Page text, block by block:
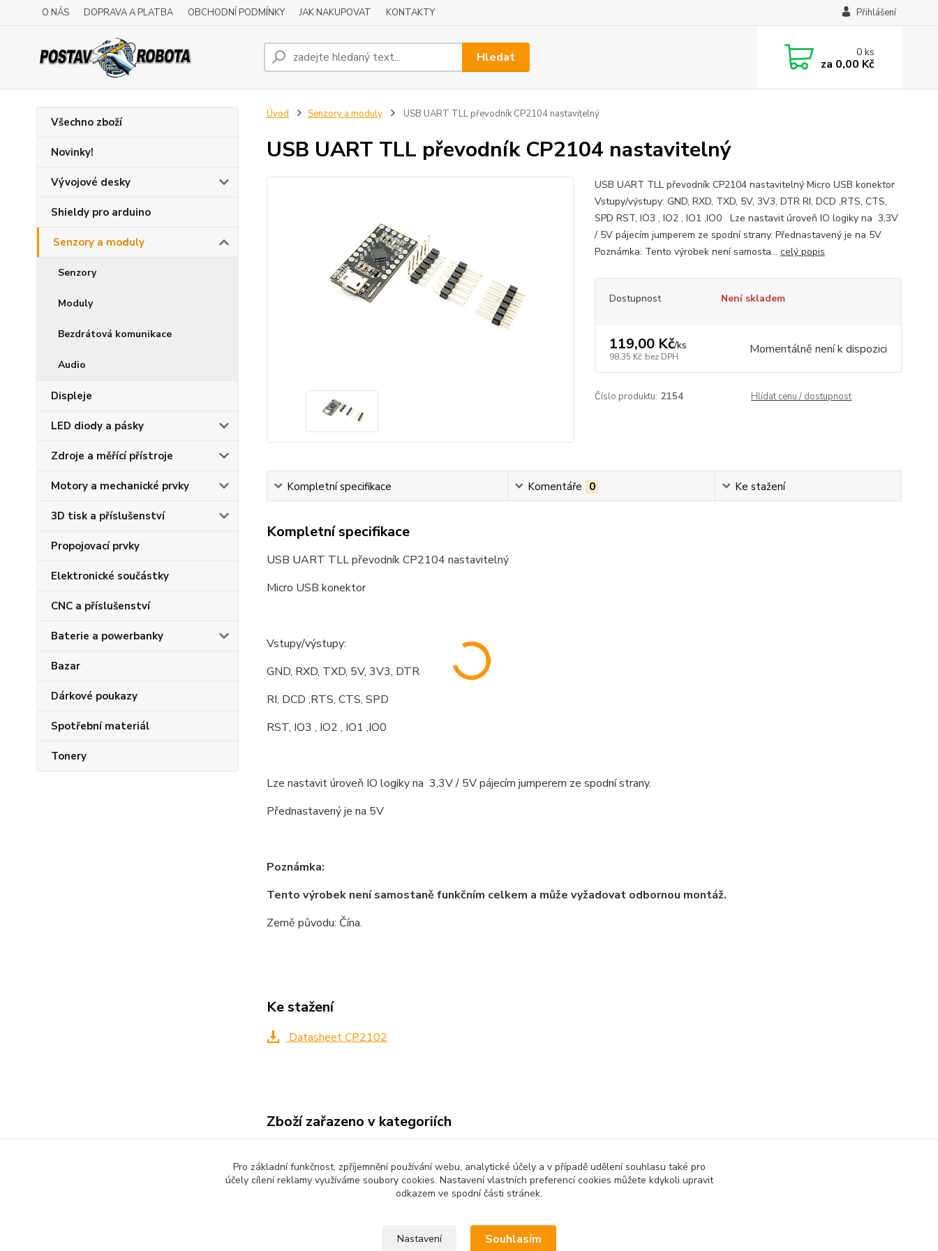
O NÁS DOPRAVA A PLATBA OBCHODNÍ PODMÍNKY JAK NAKUPOVAT KONTAKTY Přihlášení
Hledat 0ks
za 0,00 Kč
Všechno zboží
Novinky!
Vývojové desky
Shieldy pro arduino
Senzory a moduly
Senzory
Moduly
Bezdrátová komunikace
Audio
Displeje
LED diody a pásky
Zdroje a měřící přístroje
Motory a mechanické prvky
3D tisk a příslušenství
Propojovací prvky
Elektronické součástky
CNC a příslušenství
Baterie a powerbanky
Bazar
Dárkové poukazy
Spotřební materiál
Tonery
Úvod Senzory a moduly USB UART TLL převodník CP2104 nastavitelný
USB UART TLL převodník CP2104 nastavitelný
USB UART TLL převodník CP2104 nastavitelný Micro USB konektor
Vstupy/výstupy: GND, RXD, TXD, 5V, 3V3, DTR RI, DCD ,RTS, CTS,
SPD RST, IO3 , IO2 , IO1 ,IO0 Lze nastavit úroveň IO logiky na 3,3V
/ 5V pájecím jumperem ze spodní strany. Přednastavený je na 5V
Poznámka: Tento výrobek není samosta... celý popis
Dostupnost Není skladem
119,00 Kč/ks
98,35 Kč bez DPH Momentálně není k dispozici
Číslo produktu: 2154 Hlídat cenu / dostupnost
Kompletní specifikace Komentáře 0 Ke stažení
Kompletní specifikace
USB UART TLL převodník CP2104 nastavitelný
Micro USB konektor
Vstupy/výstupy:
GND, RXD, TXD, 5V, 3V3, DTR
RI, DCD ,RTS, CTS, SPD
RST, IO3 , IO2 , IO1 ,IO0
Lze nastavit úroveň IO logiky na 3,3V / 5V pájecím jumperem ze spodní strany.
Přednastavený je na 5V
Poznámka:
Tento výrobek není samostaně funkčním celkem a může vyžadovat odbornou montáž.
Země původu: Čína.
Ke stažení
Datasheet CP2102
Zboží zařazeno v kategoriích
Moduly
Pro základní funkčnost, zpříjemnění používání webu, analytické účely a v případě udělení souhlasu také pro
účely cílení reklamy využíváme soubory cookies. Nastavení vlastních preferencí cookies můžete kdykoli upravit
odkazem ve spodní části stránek.
Nastavení Souhlasím